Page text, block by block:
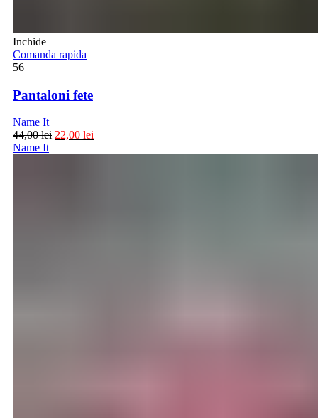
Inchide
Comanda rapida
56
Pantaloni fete
Name It
44,00lei 22,00 lei
Name It